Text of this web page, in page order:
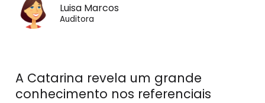
Luisa Marcos
Auditora
A Catarina revela um grande
conhecimento nos referenciais